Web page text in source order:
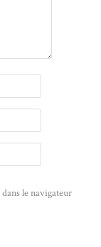
le navigateur